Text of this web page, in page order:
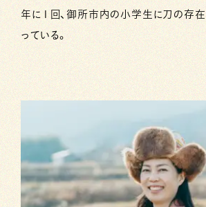
年に１回、御所市内の小学生に刀の存
っている。